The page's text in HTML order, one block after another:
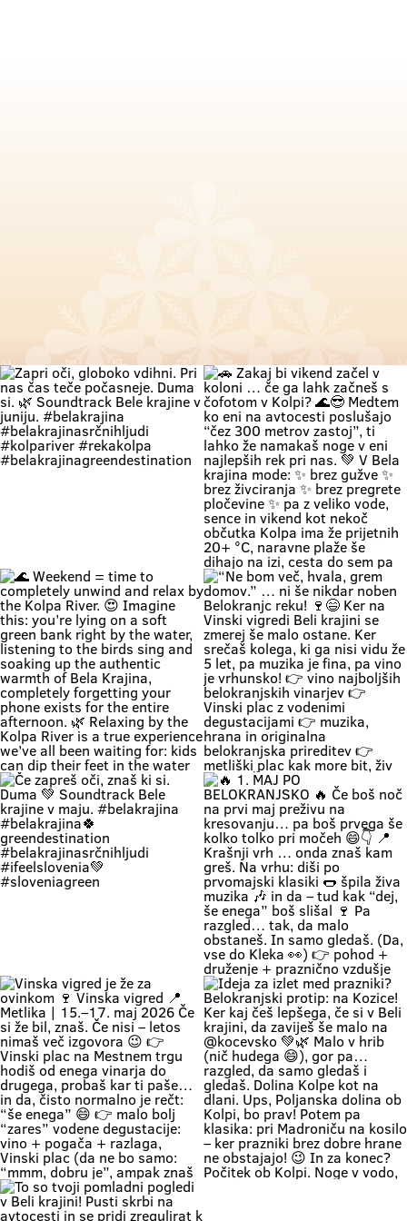
Zapri oči, globoko vdihni. Pri nas
čas teče počasneje. Duma si. 🌿
Soundtrack Bele krajine v juniju.
#belakrajina
#belakrajinasrčnihljudi
#kolpariver #rekakolpa
#belakrajinagreendestination
🚗 Zakaj bi vikend začel v koloni …
če ga lahk začneš s čofotom v
Kolpi? 🌊😎 Medtem ko eni na
avtocesti poslušajo “čez 300
metrov zastoj”, ti lahko že
namakaš noge v eni najlepših rek
pri nas. 💚 V Bela krajina mode: ✨
brez gužve ✨ brez živciranja ✨
brez pregrete pločevine ✨ pa z
veliko vode, sence in vikend kot
nekoč občutka Kolpa ima že
prijetnih 20+ °C, naravne plaže še
dihajo na izi, cesta do sem pa ni
stres test za živce. 😌 💡 Vikend
plan: kopalke ✔️ brisača ✔️ hladna
pijača ✔️ DARS drama ❌ 📍 Bela
krajina kliče. Pa ne po troblji. 😏
#BelaKrajina #Kolpa
#SloveniaOutdoor #FeelSlovenia
#Poletje Roadtrip Narava Kopanje
WeekendMood HiddenGem
SloveniaGreen
🌊 Weekend = time to completely
unwind and relax by the Kolpa
River. 😍 Imagine this: you’re lying
on a soft green bank right by the
water, listening to the birds sing
and soaking up the authentic
warmth of Bela Krajina, completely
forgetting your phone exists for
the entire afternoon. 🌿 Relaxing
by the Kolpa River is a true
Weather: a hot weekend is on the
way 👉 Time: warm May days (the
perfect time for your first
encounter with nature) 👉 Nature
+ a lounge chair in the shade +
your favorite people = a
combination that has never
disappointed Come see us. You
know where we are—the place
where time actually slows down
and your batteries recharge all on
their own. 💚
“Ne bom več, hvala, grem domov.”
… ni še nikdar noben Belokranjc
reku! 🍷😄 Ker na Vinski vigredi
Beli krajini se zmerej še malo
ostane. Ker srečaš kolega, ki ga
nisi vidu že 5 let, pa muzika je fina,
pa vino je vrhunsko! 👉 vino
najboljših belokranjskih vinarjev
👉 Vinski plac z vodenimi
degustacijami 👉 muzika, hrana in
originalna belokranjska prireditev
👉 metliški plac kak more bit, živ
in poln Če hočeš doživet Belo
krajino takšno, kot je zares —
prideš na Vigred. Za en večer.
Ostaneš pa še malo dlje. 😌🍇 Se
vidimo v Metliki! 🎥 Zavod za
turizem, kulturo, šport in mladino
Metlika #belakrajina #vinskavigred
#belakrajinasrčnihljudi #metlika
Če zapreš oči, znaš ki si. Duma 💚
Soundtrack Bele krajine v maju.
#belakrajina #belakrajina🍀
greendestination
#belakrajinasrčnihljudi
#ifeelslovenia💚 #sloveniagreen
🔥 1. MAJ PO BELOKRANJSKO 🔥
Če boš noč na prvi maj preživu na
kresovanju… pa boš prvega še
kolko tolko pri močeh 😄👇 📍
Krašnji vrh … onda znaš kam greš.
Na vrhu: diši po prvomajski klasiki
🌭 špila živa muzika 🎶 in da – tud
kak “dej, še enega” boš slišal 🍷
Pa razgled… tak, da malo
obstaneš. In samo gledaš. (Da,
vse do Kleka 👀) 👉 pohod +
druženje + praznično vzdušje 👉
za družine, prijatelje, pa malo
rekreacije (če že mora bit 😄) 👉
začetek maja, kot se šika Pridi gor.
Če ne zaradi pohoda… pa zaradi
nas, Belokranjcev 🙌 Se vidimo!
Vinska vigred je že za ovinkom 🍷
Vinska vigred 📍 Metlika | 15.–17.
maj 2026 Če si že bil, znaš. Če nisi